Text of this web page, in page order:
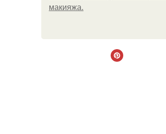
макияжа.